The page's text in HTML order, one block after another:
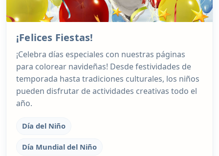
¡Felices Fiestas!
¡Celebra días especiales con nuestras páginas
para colorear navideñas! Desde festividades de
temporada hasta tradiciones culturales, los niños
pueden disfrutar de actividades creativas todo el
año.
Día del Niño
Día Mundial del Niño